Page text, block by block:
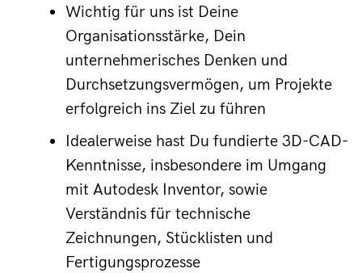
Wichtig für uns ist Deine
Organisationsstärke, Dein
unternehmerisches Denken und
Durchsetzungsvermögen, um Projekte
erfolgreich ins Ziel zu führen
Idealerweise hast Du fundierte 3D-CAD-
Kenntnisse, insbesondere im Umgang
mit Autodesk Inventor, sowie
Verständnis für technische
Zeichnungen, Stücklisten und
Fertigungsprozesse